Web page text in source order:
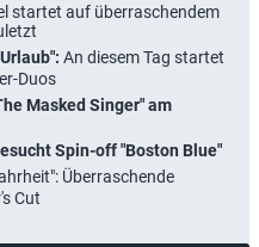
startet auf überraschendem
An diesem Tag startet
Duos
Masked Singer" am
Spin-off "Boston Blue"
Überraschende
Cut